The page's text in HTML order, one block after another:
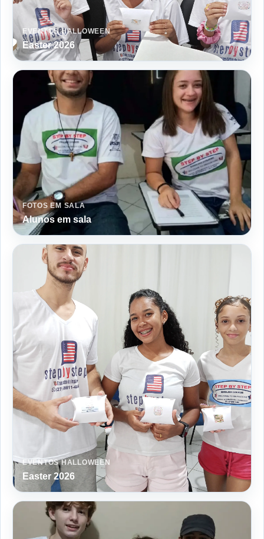
EVENTOS HALLOWEEN
Easter 2026
FOTOS EM SALA
Alunos em sala
EVENTOS HALLOWEEN
Easter 2026